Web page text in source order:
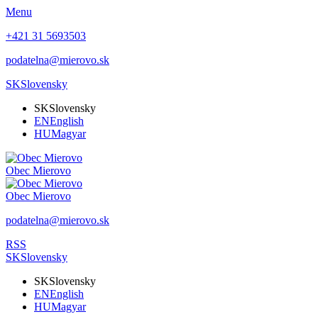
Menu
+421 31 5693503
podatelna@mierovo.sk
SKSlovensky
SKSlovensky
ENEnglish
HUMagyar
Obec Mierovo
Obec Mierovo
podatelna@mierovo.sk
RSS
SKSlovensky
SKSlovensky
ENEnglish
HUMagyar